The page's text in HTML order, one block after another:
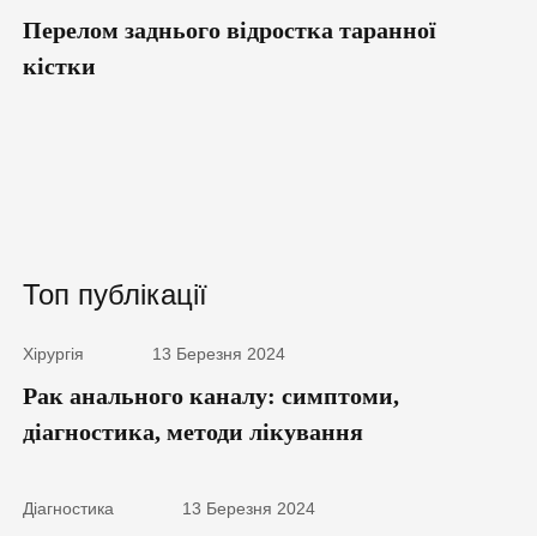
Перелом заднього відростка таранної
кістки
Топ публікації
Хірургія 13 Березня 2024
Рак анального каналу: симптоми,
діагностика, методи лікування
Діагностика 13 Березня 2024